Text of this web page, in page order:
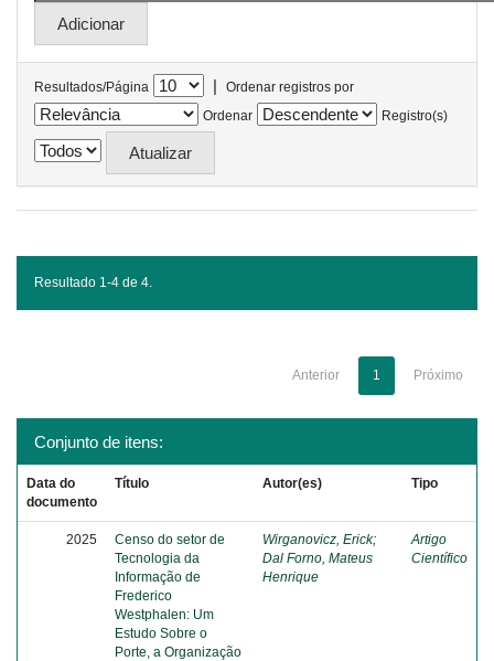
Resultados/Página |
Ordenar registros por
Ordenar
Registro(s)
Resultado 1-4 de 4.
Anterior 1 Próximo
Conjunto de itens:
Data do
documento
Título Autor(es) Tipo
2025
Censo do setor de
Tecnologia da
Informação de
Frederico
Westphalen: Um
Estudo Sobre o
Porte, a Organização
Wirganovicz, Erick;
Dal Forno, Mateus
Henrique
Artigo
Científico